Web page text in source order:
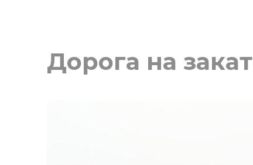
Дорога на закат